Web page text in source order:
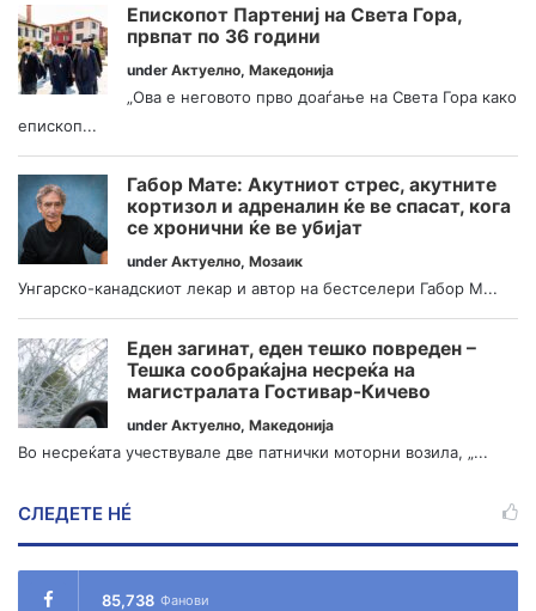
Епископот Партениј на Света Гора,
првпат по 36 години
under Актуелно, Македонија
„Ова е неговото прво доаѓање на Света Гора како
епископ...
Габор Мате: Акутниот стрес, акутните
кортизол и адреналин ќе ве спасат, кога
се хронични ќе ве убијат
under Актуелно, Мозаик
Унгарско-канадскиот лекар и автор на бестселери Габор М...
Еден загинат, еден тешко повреден –
Тешка сообраќајна несреќа на
магистралата Гостивар-Кичево
under Актуелно, Македонија
Во несреќата учествувале две патнички моторни возила, „...
СЛЕДЕТЕ НÉ
85,738 Фанови